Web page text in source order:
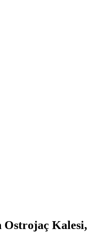
Ostrojaç Kalesi,